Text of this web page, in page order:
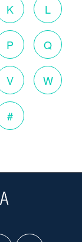
K L
P Q
V W
#